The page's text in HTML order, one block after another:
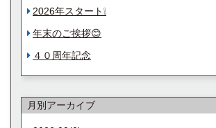
2026年スタート❕
年末のご挨拶😊
４０周年記念
月別アーカイブ